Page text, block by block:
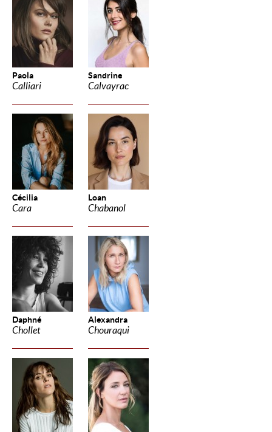
Paola
Calliari
Sandrine
Calvayrac
Cécilia
Cara
Loan
Chabanol
Daphné
Chollet
Alexandra
Chouraqui